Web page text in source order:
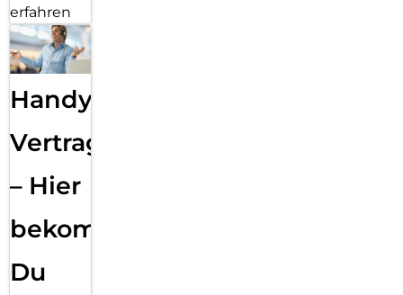
erfahren
Handy
Vertragsabwicklung
– Hier
bekommst
Du